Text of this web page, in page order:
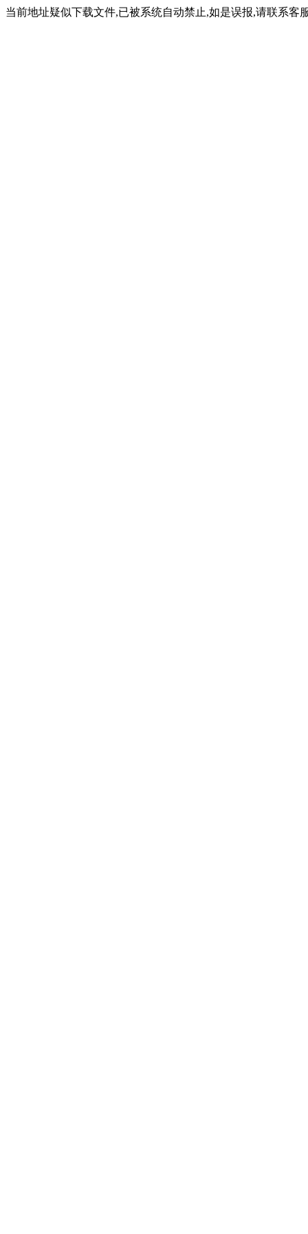
当前地址疑似下载文件,已被系统自动禁止,如是误报,请联系客